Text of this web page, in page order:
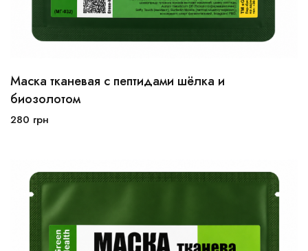
Маска тканевая с пептидами шёлка и
биозолотом
280 грн